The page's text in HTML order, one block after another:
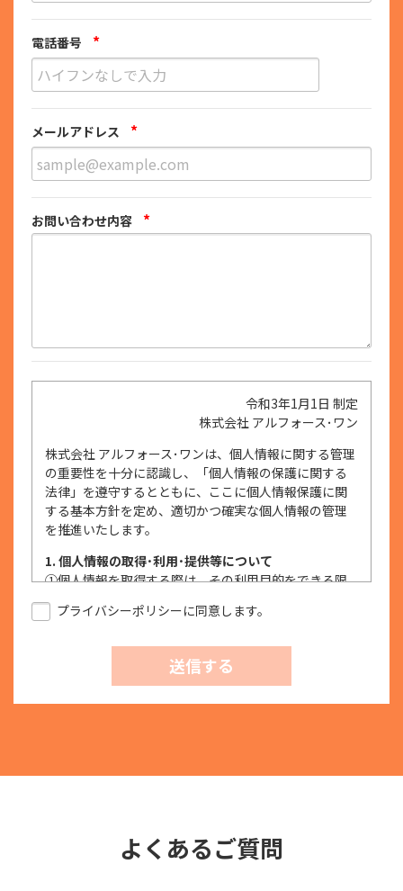
電話番号 *
メールアドレス *
お問い合わせ内容 *
令和3年1月1日 制定
株式会社 アルフォース･ワン
株式会社 アルフォース･ワンは、個人情報に関する管理
の重要性を十分に認識し、「個人情報の保護に関する
法律」を遵守するとともに、ここに個人情報保護に関
する基本方針を定め、適切かつ確実な個人情報の管理
を推進いたします。
1. 個人情報の取得･利用･提供等について
①個人情報を取得する際は、その利用目的をできる限
て適法かつ公正な手段を用い、同意を得て取得しま
個人情報を利用する際は、本人に明示、通知、また
は公表した利用目的の範囲内に限定し、それに反す
2. 安全対策の実施について
構築し、個人情報への不正アクセス、個人情報の漏
洩、滅失または毀損等の的確な防止とセキュリティの
プライバシーポリシーに同意します。
送信する
よくあるご質問